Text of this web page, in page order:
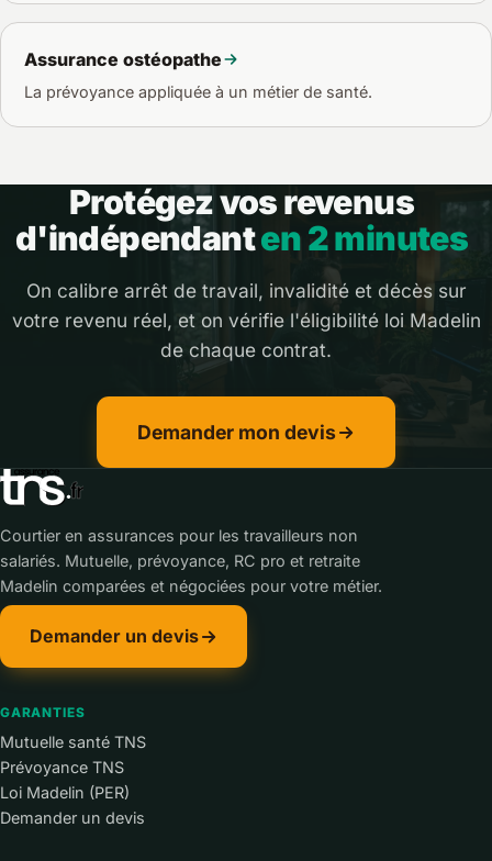
Assurance ostéopathe
La prévoyance appliquée à un métier de santé.
Protégez vos revenus
d'indépendanten 2 minutes
On calibre arrêt de travail, invalidité et décès sur
votre revenu réel, et on vérifie l'éligibilité loi Madelin
de chaque contrat.
Demander mon devis
Courtier en assurances pour les travailleurs non
salariés. Mutuelle, prévoyance, RC pro et retraite
Madelin comparées et négociées pour votre métier.
Demander un devis
GARANTIES
Mutuelle santé TNS
Prévoyance TNS
Loi Madelin (PER)
Demander un devis